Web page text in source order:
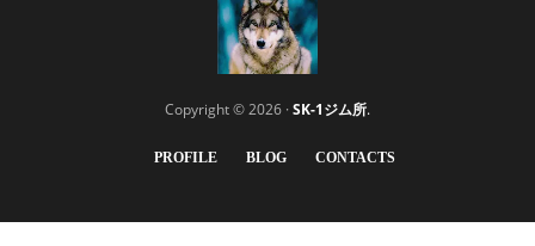
Copyright © 2026 ·SK-1ジム所.
PROFILE BLOG CONTACTS